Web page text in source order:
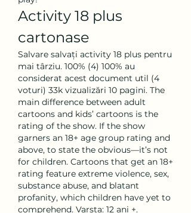
Activity 18 plus
cartonase
Salvare salvați activity 18 plus pentru
mai târziu. 100% (4) 100% au
considerat acest document util (4
voturi) 33k vizualizări 10 pagini. The
main difference between adult
cartoons and kids’ cartoons is the
rating of the show. If the show
garners an 18+ age group rating and
above, to state the obvious—it’s not
for children. Cartoons that get an 18+
rating feature extreme violence, sex,
substance abuse, and blatant
profanity, which children have yet to
comprehend. Varsta: 12 ani +.